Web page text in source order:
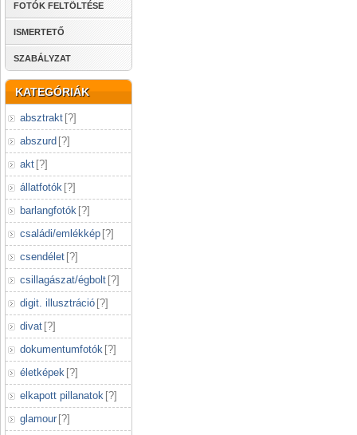
FOTÓK FELTÖLTÉSE
ISMERTETŐ
SZABÁLYZAT
KATEGÓRIÁK
absztrakt [?]
abszurd [?]
akt [?]
állatfotók [?]
barlangfotók [?]
családi/emlékkép [?]
csendélet [?]
csillagászat/égbolt [?]
digit. illusztráció [?]
divat [?]
dokumentumfotók [?]
életképek [?]
elkapott pillanatok [?]
glamour [?]